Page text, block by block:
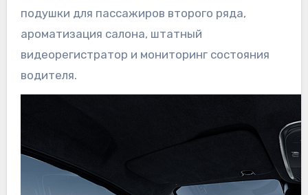
подушки для пассажиров второго ряда,
ароматизация салона, штатный
видеорегистратор и мониторинг состояния
водителя.